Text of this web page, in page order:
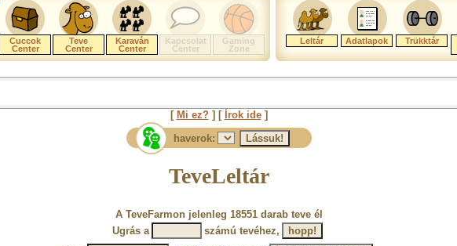
Cuccok
Center
Teve
Center
Karaván
Center
Kapcsolat
Center
Gaming
Zone
Leltár Adatlapok Trükktár
[ Mi ez?] [ Írok ide]
haverok:
TeveLeltár
A TeveFarmon jelenleg 18551 darab teve él
Ugrás a
számú tevéhez,